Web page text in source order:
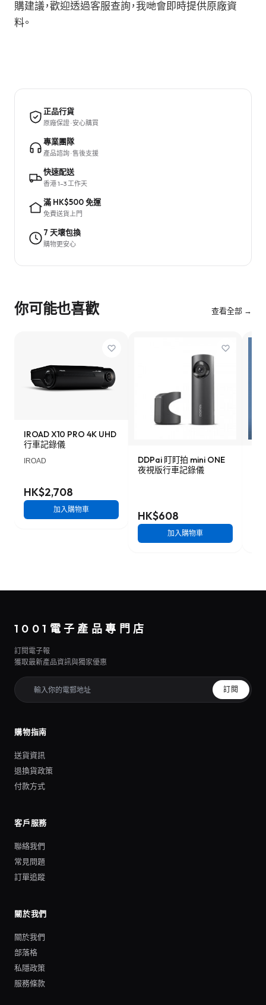
購建議，歡迎透過客服查詢，我哋會即時提供原廠資
料。
正品行貨
原廠保證 · 安心購買
專業團隊
產品諮詢 · 售後支援
快速配送
香港 1–3 工作天
滿 HK$500 免運
免費送貨上門
7 天壞包換
購物更安心
你可能也喜歡 查看全部 →
IROAD X10 PRO 4K UHD
行車記錄儀
IROAD
HK$2,708
加入購物車
DDPai 盯盯拍 mini ONE
夜視版行車記錄儀
HK$608
加入購物車
1001電子產品專門店
訂閱電子報
獲取最新產品資訊與獨家優惠
訂閱
購物指南
送貨資訊
退換貨政策
付款方式
客戶服務
聯絡我們
常見問題
訂單追蹤
關於我們
關於我們
部落格
私隱政策
服務條款